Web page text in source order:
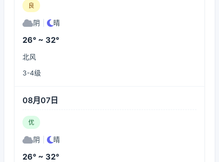
良
阴 晴
26° ~ 32°
北风
3-4级
08月07日
优
阴 晴
26° ~ 32°